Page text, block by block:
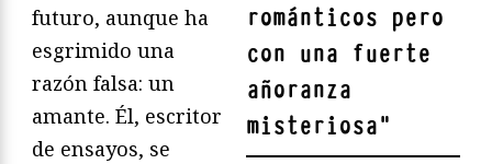
románticos pero
con una fuerte
añoranza
misteriosa"
futuro, aunque ha
esgrimido una
razón falsa: un
amante. Él, escritor
de ensayos, se